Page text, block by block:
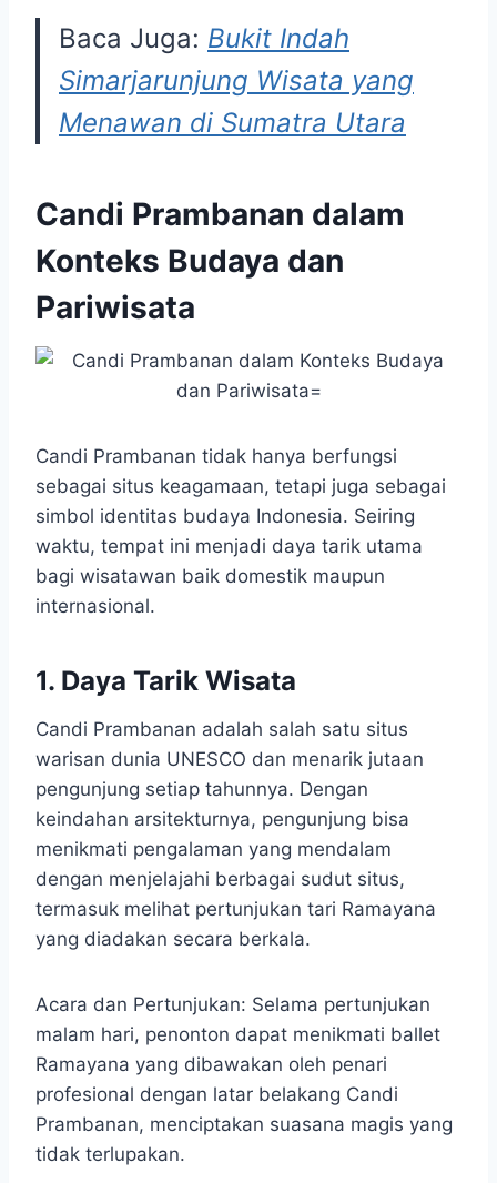
Baca Juga: Bukit Indah
Simarjarunjung Wisata yang
Menawan di Sumatra Utara
Candi Prambanan dalam
Konteks Budaya dan
Pariwisata
Candi Prambanan tidak hanya berfungsi
sebagai situs keagamaan, tetapi juga sebagai
simbol identitas budaya Indonesia. Seiring
waktu, tempat ini menjadi daya tarik utama
bagi wisatawan baik domestik maupun
internasional.
1. Daya Tarik Wisata
Candi Prambanan adalah salah satu situs
warisan dunia UNESCO dan menarik jutaan
pengunjung setiap tahunnya. Dengan
keindahan arsitekturnya, pengunjung bisa
menikmati pengalaman yang mendalam
dengan menjelajahi berbagai sudut situs,
termasuk melihat pertunjukan tari Ramayana
yang diadakan secara berkala.
Acara dan Pertunjukan: Selama pertunjukan
malam hari, penonton dapat menikmati ballet
Ramayana yang dibawakan oleh penari
profesional dengan latar belakang Candi
Prambanan, menciptakan suasana magis yang
tidak terlupakan.